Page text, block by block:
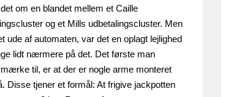
om en blandet mellem et Caille
og et Mills udbetalingscluster. Men
ude af automaten, var det en oplagt lejlighed
lidt nærmere på det. Det første man
til, er at der er nogle arme monteret
Disse tjener et formål: At frigive jackpotten